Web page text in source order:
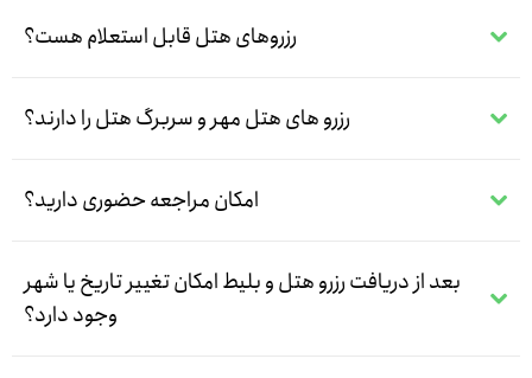
رزروهای هتل قابل استعلام هست؟
رزرو های هتل مهر و سربرگ هتل را دارند؟
امکان مراجعه حضوری دارید؟
بعد از دریافت رزرو هتل و بلیط امکان تغییر تاریخ یا شهر
وجود دارد؟